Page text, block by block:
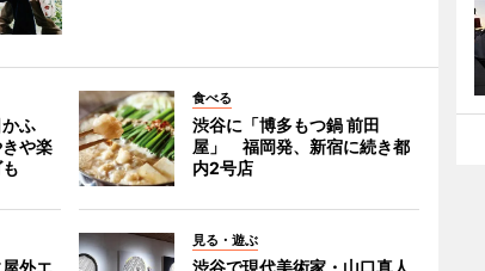
ふ
や楽
食べる
渋谷に「博多もつ鍋 前田
屋」 福岡発、新宿に続き都
内2号店
外エ
見る・遊ぶ
渋谷で現代美術家・山口真人